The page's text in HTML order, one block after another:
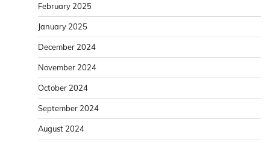
February 2025
January 2025
December 2024
November 2024
October 2024
September 2024
August 2024